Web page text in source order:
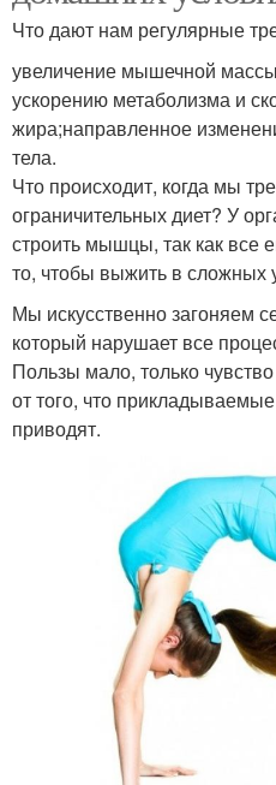
Что дают нам регулярные
увеличение мышечной
ускорению метаболизма и
жира;направленное
тела.
Что происходит, когда мы
ограничительных диет? У
строить мышцы, так как все
то, чтобы выжить в сложных
Мы искусственно загоняем
который нарушает все
Пользы мало, только
от того, что
приводят.